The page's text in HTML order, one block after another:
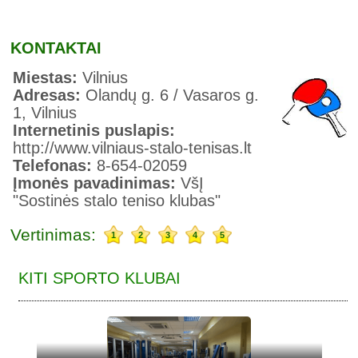
KONTAKTAI
Miestas:Vilnius
Adresas: Olandų g. 6 / Vasaros g.
1, Vilnius
Internetinis puslapis:
http://www.vilniaus-stalo-tenisas.lt
Telefonas: 8-654-02059
Įmonės pavadinimas:VšĮ
"Sostinės stalo teniso klubas"
Vertinimas: 1 2 3 4 5
KITI SPORTO KLUBAI